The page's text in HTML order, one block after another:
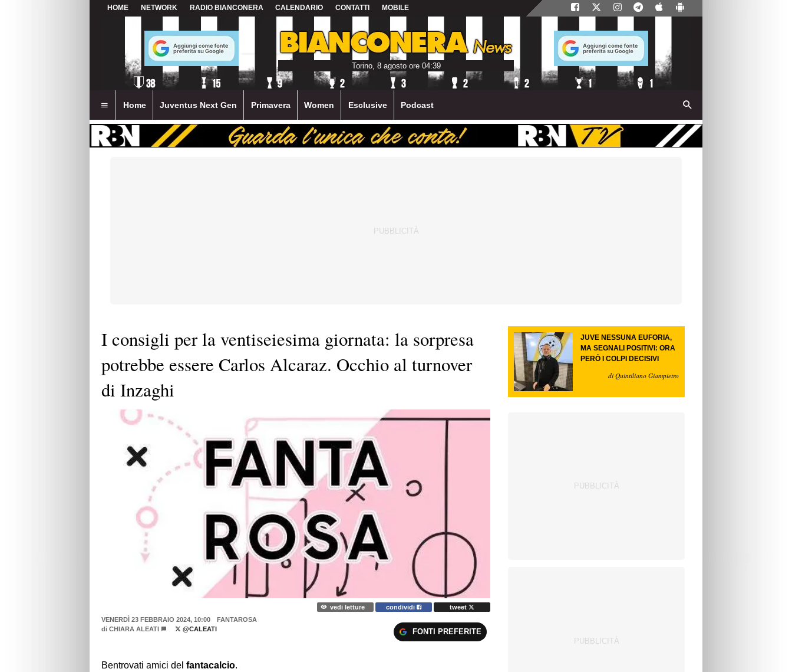
HOME NETWORK RADIO BIANCONERA CALENDARIO CONTATTI MOBILE
Torino, 8 agosto ore 04:39
Home Juventus Next Gen Primavera Women Esclusive Podcast
I consigli per la ventiseiesima giornata: la sorpresa
potrebbe essere Carlos Alcaraz. Occhio al turnover
di Inzaghi
vedi letture condividi
tweet
VENERDÌ 23 FEBBRAIO 2024, 10:00
FANTAROSA
di CHIARA ALEATI @CALEATI FONTI PREFERITE
Bentrovati amici del fantacalcio.
JUVE NESSUNA EUFORIA,
MA SEGNALI POSITIVI: ORA
PERÒ I COLPI DECISIVI
di Quintiliano Giampietro